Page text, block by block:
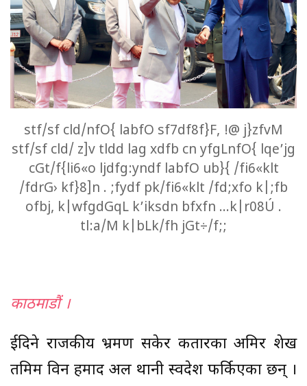
stf/sf cld/nfO{ labfO sf7df8f}F, !@ j}zfvM
stf/sf cld/ z]v tldd lag xdfb cn yfgLnfO{ lqe’jg
cGt/f{li6«o ljdfg:yndf labfO ub}{ /fi6«klt
/fdrG› kf}8]n . ;fydf pk/fi6«klt /fd;xfo k|;fb
ofbj, k|wfgdGqL k’iksdn bfxfn …k|r08Ú .
tl:a/M k|bLk/fh jGt÷/f;;
काठमाडौं ।
दुईदिने राजकीय भ्रमण सकेर कतारका अमिर शेख
तमिम विन हमाद अल थानी स्वदेश फर्किएका छन् ।